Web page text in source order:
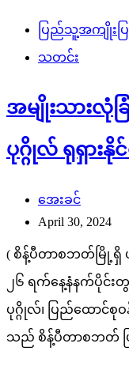
ပြည်သူ့အကျိုးပ
သတင်း
အမျိုးသားလုံခ
ပုဂ္ဂိုလ် ရုရှားနို
အေးခင်
April 30, 2024
( စိန့်ပီတာစဘတ်မြို့ရှိ
၂၆ ရက်နေ့နံနက်ပိုင်း
ပုဂ္ဂိုလ်၊ ပြည်ထောင်
သည် စိန့်ပီတာစဘတ်